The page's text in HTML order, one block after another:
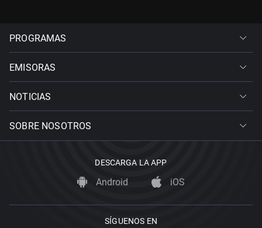
PROGRAMAS
EMISORAS
NOTICIAS
SOBRE NOSOTROS
DESCARGA LA APP
Android iOS
SÍGUENOS EN